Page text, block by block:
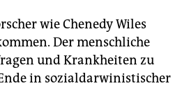
wie Chenedy Wiles
Der menschliche
und Krankheiten zu
in sozialdarwinistischer